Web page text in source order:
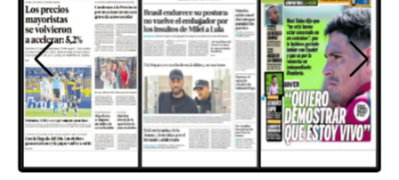
DIFUSORA
DEL
VALLE